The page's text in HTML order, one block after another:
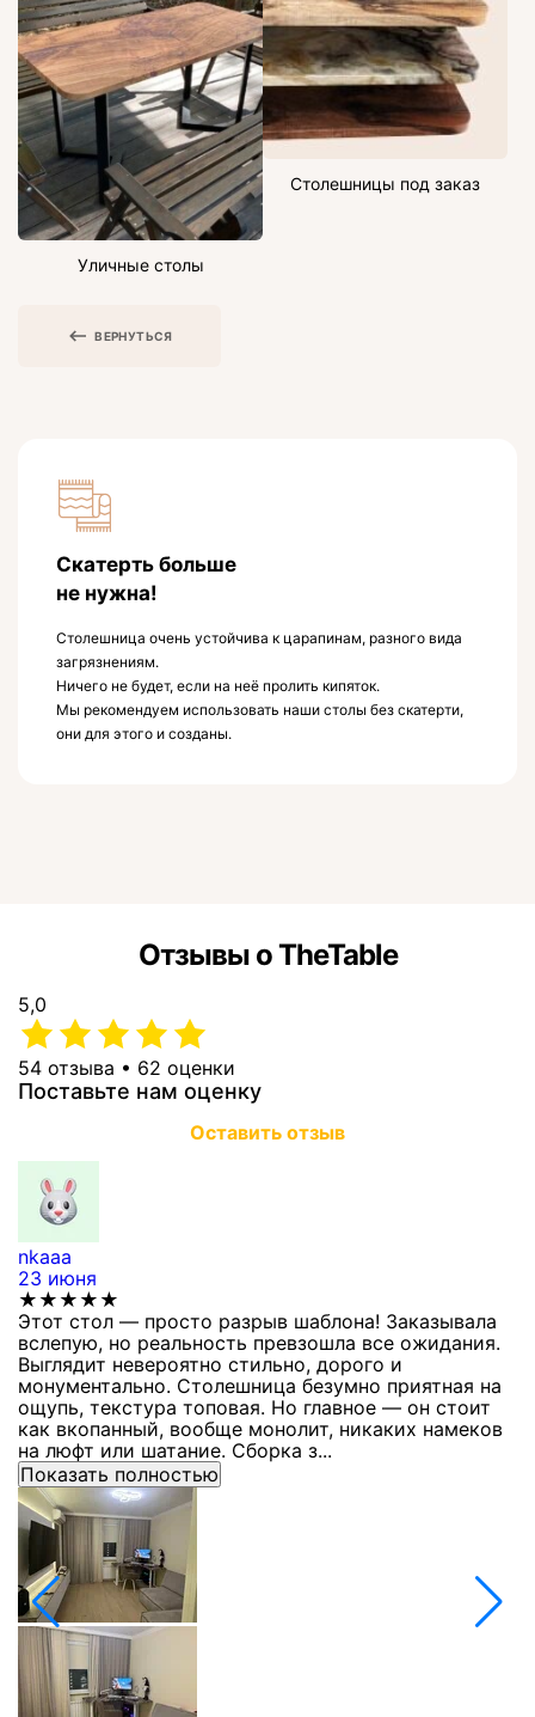
Уличные столы
Столешницы под заказ
ВЕРНУТЬСЯ
Скатерть больше
не нужна!
Столешница очень устойчива к царапинам, разного вида
загрязнениям.
Ничего не будет, если на неё пролить кипяток.
Мы рекомендуем использовать наши столы без скатерти,
они для этого и созданы.
Отзывы о TheTable
5,0
54 отзыва • 62 оценки
Поставьте нам оценку
Оставить отзыв
nkaaa
23 июня
★★★★★
Этот стол — просто разрыв шаблона! Заказывала
вслепую, но реальность превзошла все ожидания.
Выглядит невероятно стильно, дорого и
монументально. Столешница безумно приятная на
ощупь, текстура топовая. Но главное — он стоит
как вкопанный, вообще монолит, никаких намеков
на люфт или шатание. Сборка з...
Показать полностью